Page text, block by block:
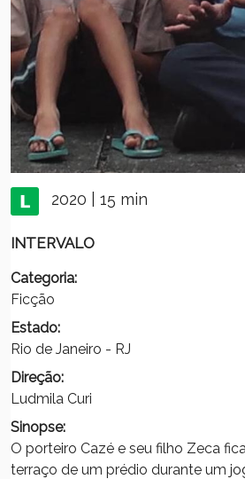
2020 | 15 min
INTERVALO
Categoria:
Ficção
Estado:
Rio de Janeiro - RJ
Direção:
Ludmila Curi
Sinopse:
O porteiro Cazé e seu filho Zeca
terraço de um prédio durante um